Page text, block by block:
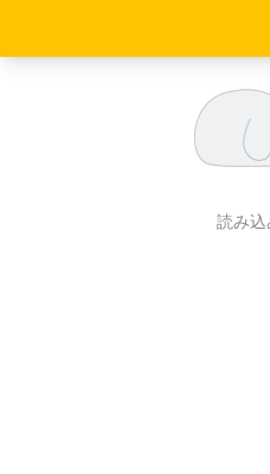
読み